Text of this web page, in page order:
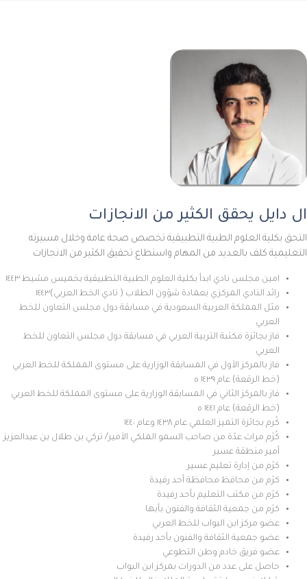
ال دايل يحقق الكثير من الانجازات
التحق بكلية العلوم الطبية التطبيقية تخصص صحة عامة وخلال مسيرته
التعليمية كلف بالعديد من المهام واستطاع تحقيق الكثير من الانجازات
امين مجلس نادي ابدأ بكلية العلوم الطبية التطبيقية بخميس مشيط ١٤٤٣
رائد النادي المركزي بعمادة شؤون الطلاب ( نادي الخط العربي)١٤٤٣
مثل المملكة العربية السعودية في مسابقة دول مجلس التعاون للخط
العربي
فاز بجائزة مكتبة التربية العربي في مسابقة دول مجلس التعاون للخط
العربي
فاز بالمركز الأول في المسابقة الوزارية على مستوى المملكة للخط العربي
(خط الرقعة) عام ١٤٣٩ ه
فاز بالمركز الثاني في المسابقة الوزارية على مستوى المملكة للخط العربي
(خط الرقعة) عام ١٤٤١ ه
كُرم بجائزة التميز العلمي عام ١٤٣٨ وعام ١٤٤٠
كُرّم مرات عدّة من صاحب السمو الملكي الأمير/ تركي بن طلال بن عبدالعزيز
أمير منطقة عسير
كرّم من إدارة تعليم عسير
كرّم من محافظ محافظة أحد رفيدة
كرّم من مكتب التعليم بأحد رفيدة
كرّم من جمعية الثقافة والفنون بأبها
عضو مركز ابن البواب للخط العربي
عضو جمعية الثقافة والفنون بأحد رفيدة
عضو فريق خادم وطن التطوعي
حاصل على عدد من الدورات بمركز ابن البواب